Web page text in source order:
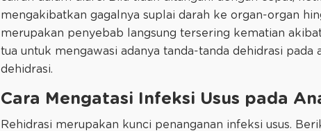
mengakibatkan gagalnya suplai darah ke organ-organ
merupakan penyebab langsung tersering kematian
tua untuk mengawasi adanya tanda-tanda dehidrasi
dehidrasi.
Cara Mengatasi Infeksi Usus pada
Rehidrasi merupakan kunci penanganan infeksi usus.